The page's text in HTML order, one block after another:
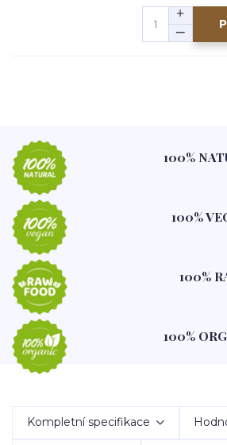
100%
100%
100%
100%
Kompletní specifikace